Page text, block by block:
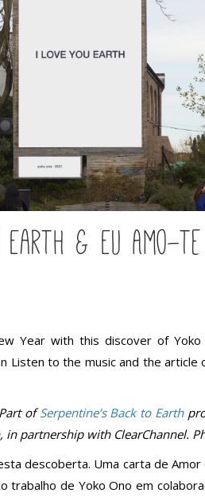
Earth & Eu Amo-
Year with this discover of
Listen to the music and the article
Part ofSerpentine’s Back to Earth
in partnership with ClearChannel.
descoberta. Uma carta de
trabalho de Yoko Ono em